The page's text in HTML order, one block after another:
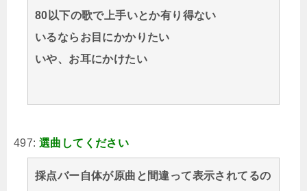
80以下の歌で上手いとか有り得ない
いるならお目にかかりたい
いや、お耳にかけたい
497: 選曲してください
採点バー自体が原曲と間違って表示されてるの